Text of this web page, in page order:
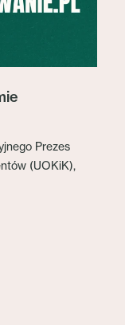
Prezes
(UOKiK),